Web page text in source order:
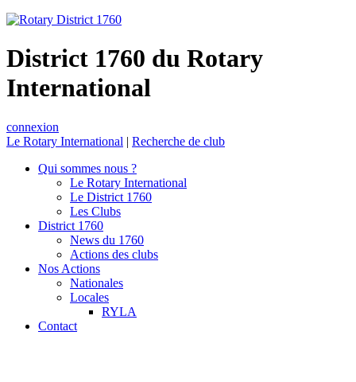
District 1760 du Rotary
International
connexion
Le Rotary International | Recherche de club
Qui sommes nous ?
Le Rotary International
Le District 1760
Les Clubs
District 1760
News du 1760
Actions des clubs
Nos Actions
Nationales
Locales
RYLA
Contact